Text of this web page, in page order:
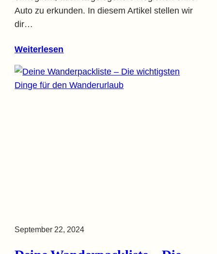
Auto zu erkunden. In diesem Artikel stellen wir
dir…
Weiterlesen
September 22, 2024